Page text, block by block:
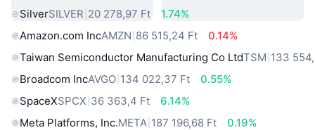
SilverSILVER 20 278,97 Ft
1.74%
Amazon.com IncAMZN 86 515,24 Ft
0.14%
Taiwan Semiconductor Manufacturing Co LtdTSM 133
Broadcom IncAVGO 134 022,37 Ft
0.55%
SpaceXSPCX 36 363,4 Ft
6.14%
Meta Platforms, Inc.META 187 196,68 Ft
0.19%